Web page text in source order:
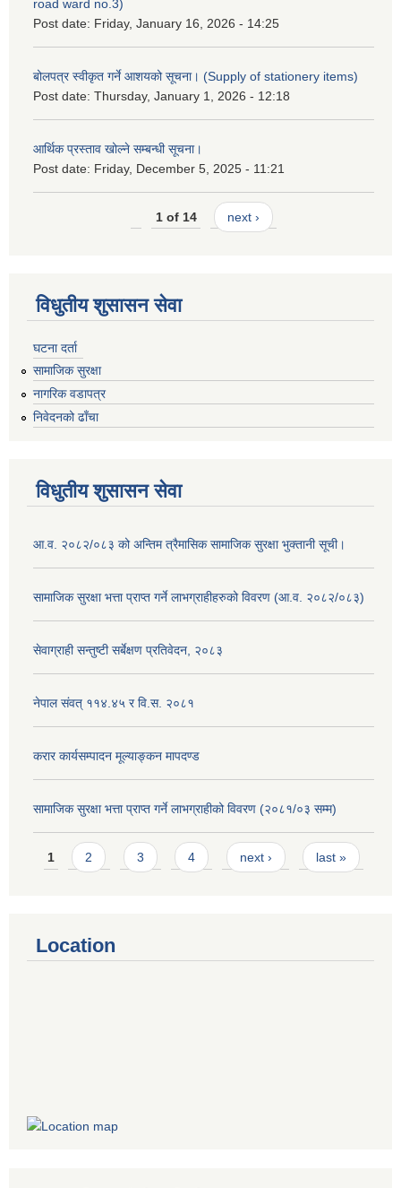
road ward no.3)
Post date: Friday, January 16, 2026 - 14:25
बोलपत्र स्वीकृत गर्ने आशयको सूचना। (Supply of stationery items)
Post date: Thursday, January 1, 2026 - 12:18
आर्थिक प्रस्ताव खोल्ने सम्बन्धी सूचना।
Post date: Friday, December 5, 2025 - 11:21
1 of 14 next ›
विधुतीय शुसासन सेवा
घटना दर्ता
सामाजिक सुरक्षा
नागरिक वडापत्र
निवेदनको ढाँचा
विधुतीय शुसासन सेवा
आ.व. २०८२/०८३ को अन्तिम त्रैमासिक सामाजिक सुरक्षा भुक्तानी सूची।
सामाजिक सुरक्षा भत्ता प्राप्त गर्ने लाभग्राहीहरुको विवरण (आ.व. २०८२/०८३)
सेवाग्राही सन्तुष्टी सर्बेक्षण प्रतिवेदन, २०८३
नेपाल संवत् ११४.४५ र वि.स. २०८१
करार कार्यसम्पादन मूल्याङ्कन मापदण्ड
सामाजिक सुरक्षा भत्ता प्राप्त गर्ने लाभग्राहीको विवरण (२०८१/०३ सम्म)
Pages
1 2 3 4 next › last »
Location